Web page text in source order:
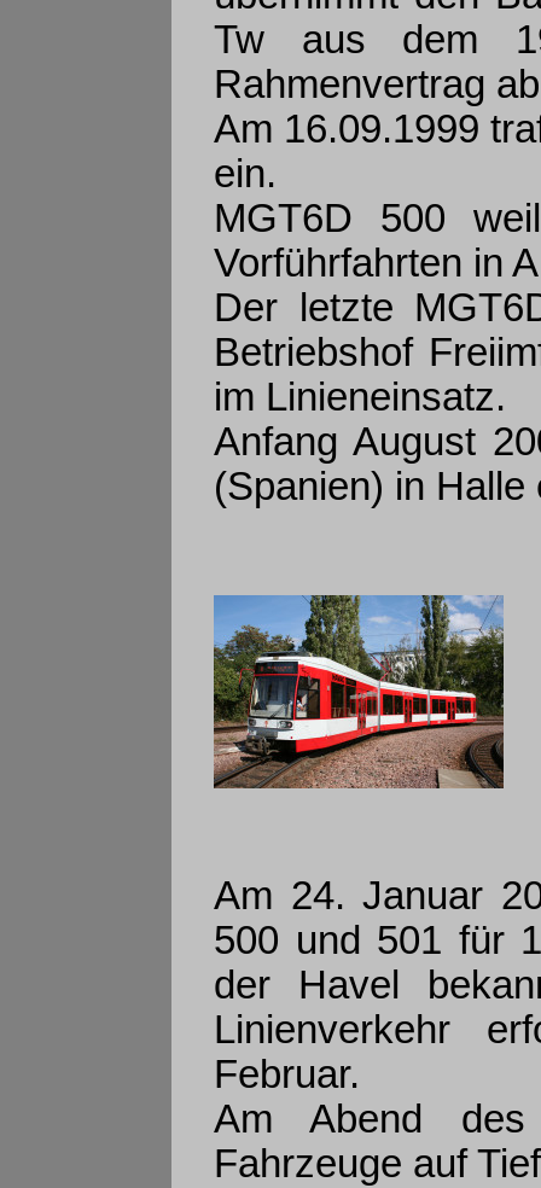
Tw aus dem
Rahmenvertrag
Am 16.09.1999
ein.
MGT6D 500
Vorführfahrten in
Der letzte
Betriebshof
im Linieneinsatz.
Anfang August
(Spanien) in Halle
Am 24. Januar
500 und 501 für
der Havel
Linienverkehr
Februar.
Am Abend
Fahrzeuge auf